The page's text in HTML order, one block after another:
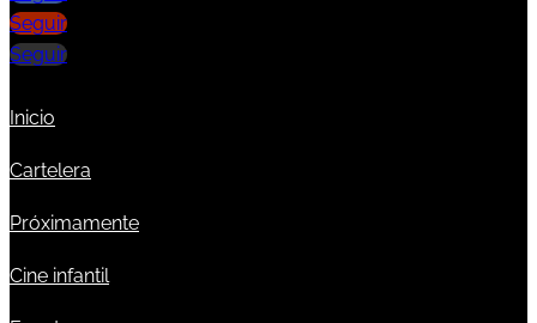
Seguir
Seguir
Inicio
Cartelera
Próximamente
Cine infantil